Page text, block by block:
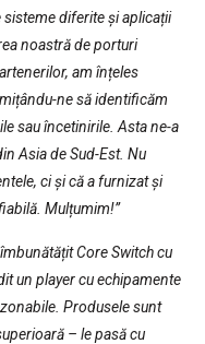
diferite și aplicații
noastră de porturi
am înțeles
ne să identificăm
sau încetinirile. Asta ne-a
Asia de Sud-Est. Nu
ci și că a furnizat și
Mulțumim!”
Core Switch cu
un player cu echipamente
Produsele sunt
– le pasă cu